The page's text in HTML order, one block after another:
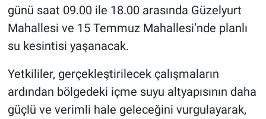
günü saat 09.00 ile 18.00 arasında Güzelyurt
Mahallesi ve 15 Temmuz Mahallesi’nde planlı
su kesintisi yaşanacak.
Yetkililer, gerçekleştirilecek çalışmaların
ardından bölgedeki içme suyu altyapısının daha
güçlü ve verimli hale geleceğini vurgulayarak,